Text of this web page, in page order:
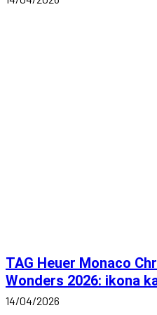
TAG Heuer Monaco
Wonders 2026: ikona
14/04/2026